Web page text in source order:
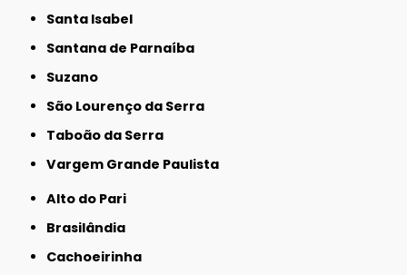
Santa Isabel
Santana de Parnaíba
Suzano
São Lourenço da Serra
Taboão da Serra
Vargem Grande Paulista
Alto do Pari
Brasilândia
Cachoeirinha